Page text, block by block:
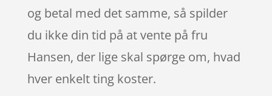
og betal med det samme, så spilder
du ikke din tid på at vente på fru
Hansen, der lige skal spørge om, hvad
hver enkelt ting koster.